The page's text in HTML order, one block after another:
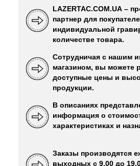
LAZERTAC.COM.UA –
партнер для
индивидуальной
количестве товара.
Сотрудничая с нашим
магазином, вы можете
доступные цены и
продукции.
В описаниях
информация о
характеристиках и
Заказы производятся
выходных с 9.00 до